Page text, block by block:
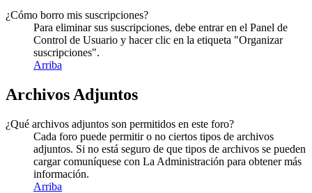
¿Cómo borro mis suscripciones?
Para eliminar sus suscripciones, debe entrar en el Panel de
Control de Usuario y hacer clic en la etiqueta "Organizar
suscripciones".
Arriba
Archivos Adjuntos
¿Qué archivos adjuntos son permitidos en este foro?
Cada foro puede permitir o no ciertos tipos de archivos
adjuntos. Si no está seguro de que tipos de archivos se pueden
cargar comuníquese con La Administración para obtener más
información.
Arriba